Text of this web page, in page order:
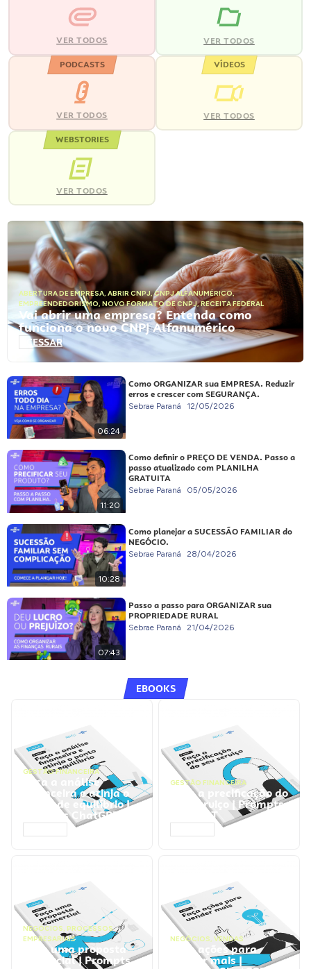
VER TODOS VER TODOS
PODCASTS
VER TODOS
VÍDEOS
VER TODOS
WEBSTORIES
VER TODOS
ABERTURA DE EMPRESA, ABRIR CNPJ,CNPJ ALFANUMÉRICO,
EMPREENDEDORISMO, NOVO FORMATO DE CNPJ,RECEITA FEDERAL
Vai abrir uma empresa? Entenda como
funciona o novo CNPJ Alfanumérico
ACESSAR
06:24
Como ORGANIZAR sua EMPRESA. Reduzir
erros e crescer com SEGURANÇA.
Sebrae Paraná 12/05/2026
11:20
Como definir o PREÇO DE VENDA. Passo a
passo atualizado com PLANILHA
GRATUITA
Sebrae Paraná 05/05/2026
10:28
Como planejar a SUCESSÃO FAMILIAR do
NEGÓCIO.
Sebrae Paraná 28/04/2026
07:43
Passo a passo para ORGANIZAR sua
PROPRIEDADE RURAL
Sebrae Paraná 21/04/2026
EBOOKS
GESTÃO FINANCEIRA
Faça a análise
financeira e atinja o
ponto de equilíbrio |
Prompts ChatGPT
GESTÃO FINANCEIRA
Faça a precificação do
seu serviço | Prompts
ChatGPT
NEGÓCIOS, PROCESSOS
EMPRESARIAIS
Faça uma proposta
comercial | Prompts
NEGÓCIOS, VENDAS
Faça ações para
vender mais |